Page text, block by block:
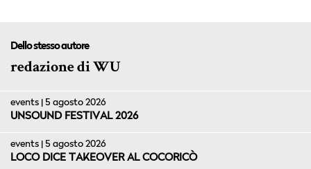
Dello stesso autore
redazione di WU
events | 5 agosto 2026
UNSOUND FESTIVAL 2026
events | 5 agosto 2026
LOCO DICE TAKEOVER AL COCORICÒ